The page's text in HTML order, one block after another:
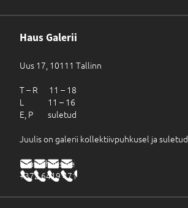
Haus Galerii
Uus 17, 10111 Tallinn
T – R 11 – 18
L 11 – 16
E, P suletud
Juulis on galerii kollektiivpuhkusel ja suletud
haus@haus.ee
+372 6419 471